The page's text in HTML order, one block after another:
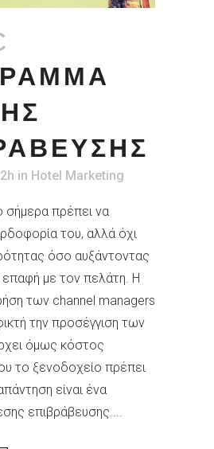
in Hotel Marketing
σήμερα πρέπει να
του, αλλά όχι
όσο αυξάντοντας
επαφή με τον πελάτη. Η
των channel managers
την προσέγγιση των
όμως κόστος
το ξενοδοχείο πρέπει
είναι ένα
επιβράβευσης....